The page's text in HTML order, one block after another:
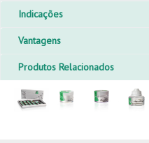
Indicações
Vantagens
Produtos Relacionados